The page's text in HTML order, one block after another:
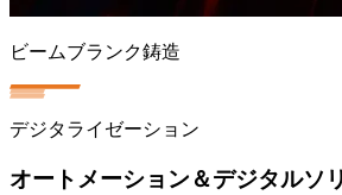
ビームブランク鋳造
デジタライゼーション
オートメーション＆デジタルソ